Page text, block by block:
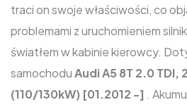
traci on swoje właściwości, co
problemami z uruchomieniem
światłem w kabinie kierowcy.
samochoduAudi A5 8T 2.0
(110/130kW) [01.2012 -] .